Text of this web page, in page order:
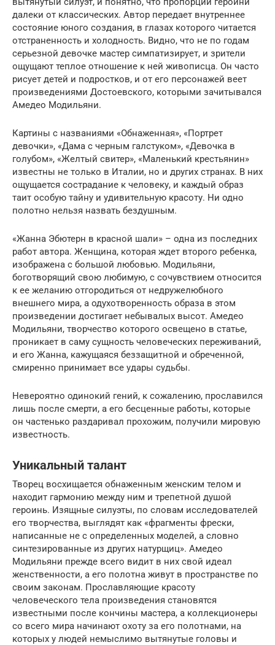
далеки от классических. Автор передает внутреннее
состояние юного создания, в глазах которого читается
отстраненность и холодность. Видно, что не по годам
серьезной девочке мастер симпатизирует, и зрители
ощущают теплое отношение к ней живописца. Он часто
рисует детей и подростков, и от его персонажей веет
произведениями Достоевского, которыми зачитывался
Амедео Модильяни.
Картины с названиями «Обнаженная», «Портрет
девочки», «Дама с черным галстуком», «Девочка в
голубом», «Желтый свитер», «Маленький крестьянин»
известны не только в Италии, но и других странах. В них
ощущается сострадание к человеку, и каждый образ
таит особую тайну и удивительную красоту. Ни одно
полотно нельзя назвать бездушным.
«Жанна Эбютерн в красной шали» – одна из последних
работ автора. Женщина, которая ждет второго ребенка,
изображена с большой любовью. Модильяни,
боготворящий свою любимую, с сочувствием относится
к ее желанию отгородиться от недружелюбного
внешнего мира, а одухотворенность образа в этом
произведении достигает небывалых высот. Амедео
Модильяни, творчество которого освещено в статье,
проникает в саму сущность человеческих переживаний,
и его Жанна, кажущаяся беззащитной и обреченной,
смиренно принимает все удары судьбы.
Невероятно одинокий гений, к сожалению, прославился
лишь после смерти, а его бесценные работы, которые
он частенько раздаривал прохожим, получили мировую
известность.
Уникальный талант
Творец восхищается обнаженным женским телом и
находит гармонию между ним и трепетной душой
героинь. Изящные силуэты, по словам исследователей
его творчества, выглядят как «фрагменты фрески,
написанные не с определенных моделей, а словно
синтезированные из других натурщиц». Амедео
Модильяни прежде всего видит в них свой идеал
женственности, а его полотна живут в пространстве по
своим законам. Прославляющие красоту
человеческого тела произведения становятся
известными после кончины мастера, а коллекционеры
со всего мира начинают охоту за его полотнами, на
которых у людей немыслимо вытянутые головы и